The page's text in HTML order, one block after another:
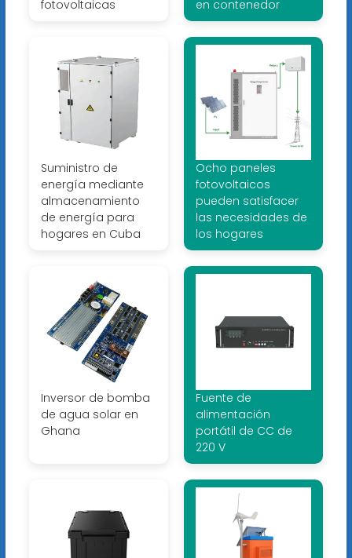
fotovoltaicas en contenedor
Suministro de
energía mediante
almacenamiento
de energía para
hogares en Cuba
Ocho paneles
fotovoltaicos
pueden satisfacer
las necesidades de
los hogares
Inversor de bomba
de agua solar en
Ghana
Fuente de
alimentación
portátil de CC de
220 V